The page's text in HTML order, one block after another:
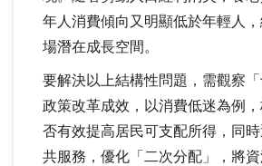
年人消費傾向又明顯低於年輕人
場潛在成長空間。
要解決以上結構性問題，需觀察
政策改革成效，以消費低迷為例
否有效提高居民可支配所得，同
共服務，優化「二次分配」，將